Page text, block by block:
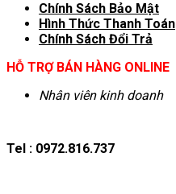
Chính Sách Bảo Mật
Hình Thức Thanh Toán
Chính Sách Đổi Trả
HỖ TRỢ BÁN HÀNG ONLINE
Nhân viên kinh doanh
Tel : 0972.816.737